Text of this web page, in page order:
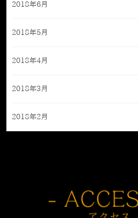
2018年6月
2018年5月
2018年4月
2018年3月
2018年2月